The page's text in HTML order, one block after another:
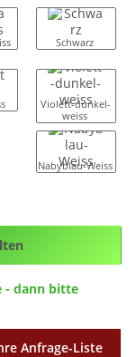
Schwarz
Violett-dunkel-
weiss
Nabyblau-Weiss
- dann bitte
Anfrage-Liste